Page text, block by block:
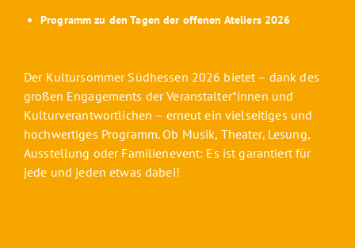
Programm zu den Tagen der offenen Ateliers 2026
Der Kultursommer Südhessen 2026 bietet – dank des
großen Engagements der Veranstalter*innen und
Kulturverantwortlichen – erneut ein vielseitiges und
hochwertiges Programm. Ob Musik, Theater, Lesung,
Ausstellung oder Familienevent: Es ist garantiert für
jede und jeden etwas dabei!